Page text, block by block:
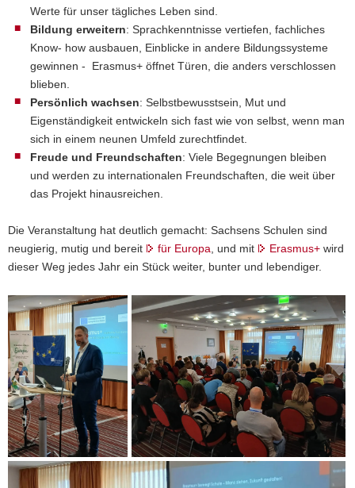
Werte für unser tägliches Leben sind.
Bildung erweitern: Sprachkenntnisse vertiefen, fachliches
Know- how ausbauen, Einblicke in andere Bildungssysteme
gewinnen - Erasmus+ öffnet Türen, die anders verschlossen
blieben.
Persönlich wachsen: Selbstbewusstsein, Mut und
Eigenständigkeit entwickeln sich fast wie von selbst, wenn man
sich in einem neunen Umfeld zurechtfindet.
Freude und Freundschaften: Viele Begegnungen bleiben
und werden zu internationalen Freundschaften, die weit über
das Projekt hinausreichen.
Die Veranstaltung hat deutlich gemacht: Sachsens Schulen sind
neugierig, mutig und bereit
für Europa , und mit Erasmus+ wird
dieser Weg jedes Jahr ein Stück weiter, bunter und lebendiger.